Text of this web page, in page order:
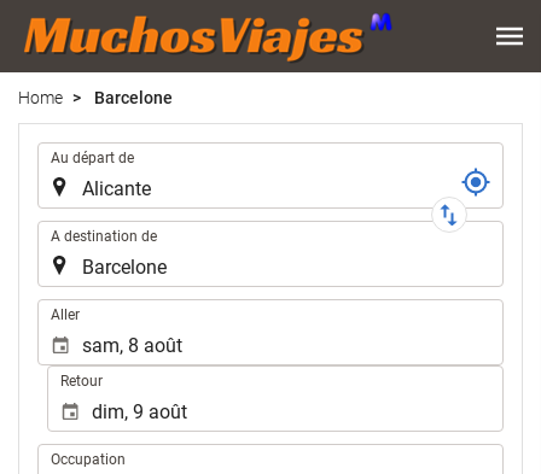
Home Barcelone
Trajet
Au départ de
A destination de
Aller
Retour
Occupation
Occupation